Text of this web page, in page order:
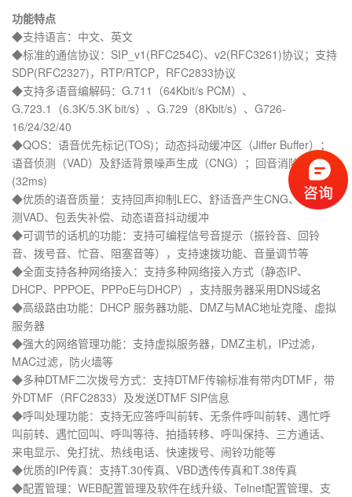
功能特点
◆支持语言：中文、英文
◆标准的通信协议：SIP_v1(RFC254C)、v2(RFC3261)协议；支持
SDP(RFC2327)，RTP/RTCP，RFC2833协议
◆支持多语音编解码：G.711（64Kbit/s PCM）、
G.723.1（6.3K/5.3K bit/s）、G.729（8Kbit/s）、G726-
16/24/32/40
◆QOS：语音优先标记(TOS)；动态抖动缓冲区（Jiffer Buffer）；
语音侦测（VAD）及舒适背景噪声生成（CNG）；回音消除G.168
(32ms)
◆优质的语音质量：支持回声抑制LEC、舒适音产生CNG、语音侦
测VAD、包丢失补偿、动态语音抖动缓冲
◆可调节的话机的功能：支持可编程信号音提示（振铃音、回铃
音、拨号音、忙音、阻塞音等），支持速拨功能、音量调节等
◆全面支持各种网络接入：支持多种网络接入方式（静态IP、
DHCP、PPPOE、PPPoE与DHCP），支持服务器采用DNS域名
◆高级路由功能：DHCP 服务器功能、DMZ与MAC地址克隆、虚拟
服务器
◆强大的网络管理功能：支持虚拟服务器，DMZ主机，IP过滤，
MAC过滤，防火墙等
◆多种DTMF二次拨号方式：支持DTMF传输标准有带内DTMF，带
外DTMF（RFC2833）及发送DTMF SIP信息
◆呼叫处理功能：支持无应答呼叫前转、无条件呼叫前转、遇忙呼
叫前转、遇忙回叫、呼叫等待、拍插转移、呼叫保持、三方通话、
来电显示、免打扰、热线电话、快速拨号、闹铃功能等
◆优质的IP传真：支持T.30传真、VBD透传传真和T.38传真
◆配置管理：WEB配置管理及软件在线升级、Telnet配置管理、支